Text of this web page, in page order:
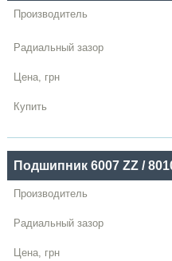
Подшипник 6007 ZZ /